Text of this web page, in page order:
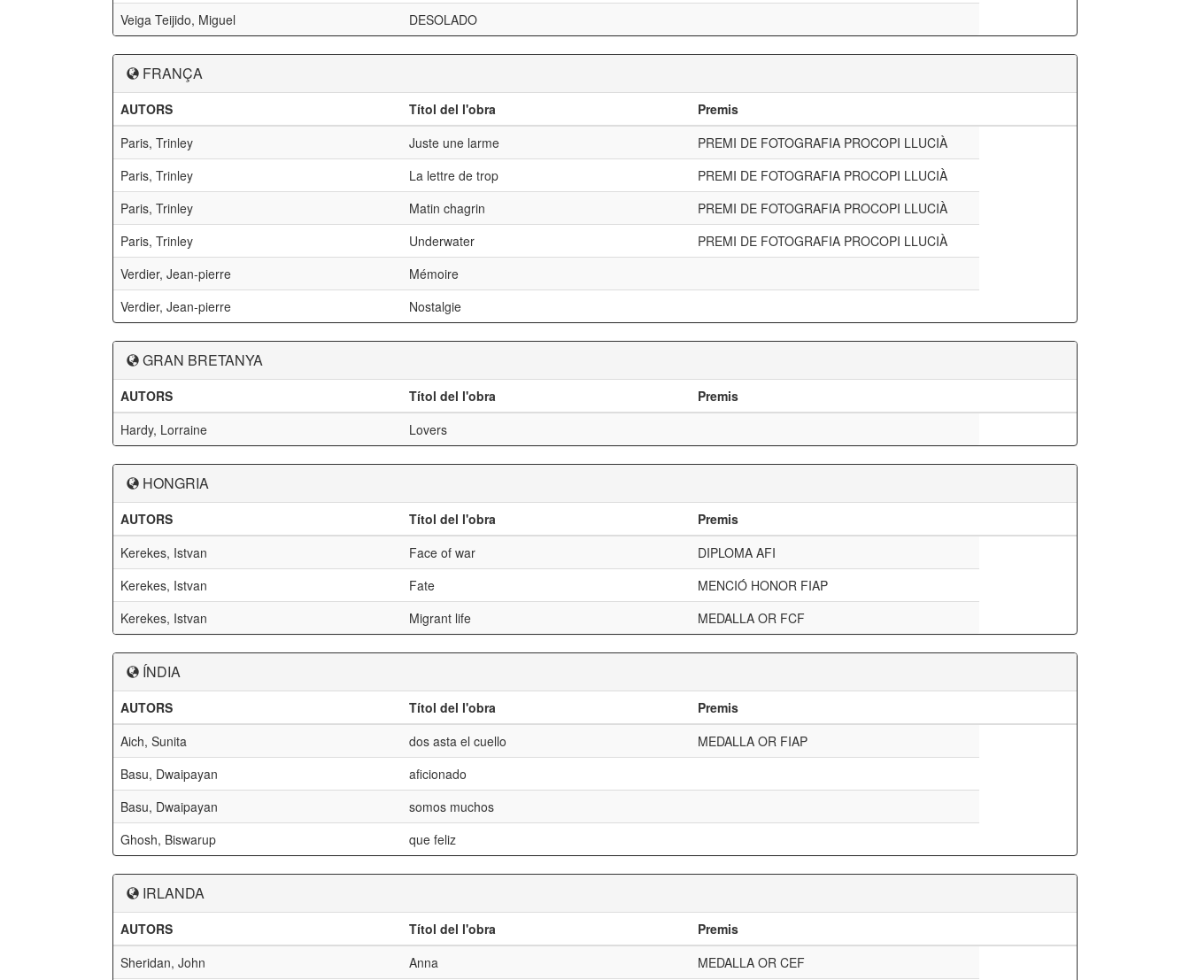
Veiga Teijido, Miguel
DESOLADO
FRANÇA
AUTORS Títol del l'obra
Premis
Paris, Trinley
Juste une larme
PREMI DE FOTOGRAFIA PROCOPI LLUCIÀ
Paris, Trinley
La lettre de trop
PREMI DE FOTOGRAFIA PROCOPI LLUCIÀ
Paris, Trinley
Matin chagrin
PREMI DE FOTOGRAFIA PROCOPI LLUCIÀ
Paris, Trinley
Underwater
PREMI DE FOTOGRAFIA PROCOPI LLUCIÀ
Verdier, Jean-pierre
Mémoire
Verdier, Jean-pierre
Nostalgie
GRAN BRETANYA
AUTORS Títol del l'obra
Premis
Hardy, Lorraine
Lovers
HONGRIA
AUTORS Títol del l'obra
Premis
Kerekes, Istvan
Face of war
DIPLOMA AFI
Kerekes, Istvan
Fate
MENCIÓ HONOR FIAP
Kerekes, Istvan
Migrant life MEDALLA OR FCF
ÍNDIA
AUTORS Títol del l'obra
Premis
Aich, Sunita
dos asta el cuello
MEDALLA OR FIAP
Basu, Dwaipayan
aficionado
Basu, Dwaipayan
somos muchos
Ghosh, Biswarup
que feliz
IRLANDA
AUTORS Títol del l'obra
Premis
Sheridan, John
Anna MEDALLA OR CEF